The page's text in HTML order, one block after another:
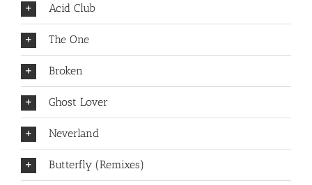
Acid Club
The One
Broken
Ghost Lover
Neverland
Butterfly (Remixes)